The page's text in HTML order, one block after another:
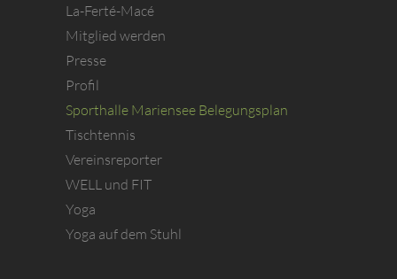
La-Ferté-Macé
Mitglied werden
Presse
Profil
Sporthalle Mariensee Belegungsplan
Tischtennis
Vereinsreporter
WELL und FIT
Yoga
Yoga auf dem Stuhl